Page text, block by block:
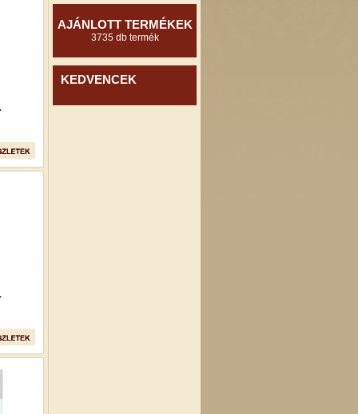
AJÁNLOTT TERMÉKEK
3735 db termék
KEDVENCEK